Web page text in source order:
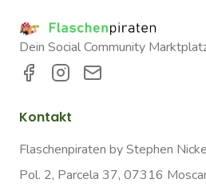
Dein Social Community
Kontakt
Flaschenpiraten by Stephen
Pol. 2, Parcela 37, 07316